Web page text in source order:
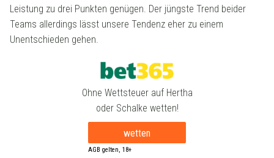
Leistung zu drei Punkten genügen. Der jüngste Trend beider
Teams allerdings lässt unsere Tendenz eher zu einem
Unentschieden gehen.
Ohne Wettsteuer auf Hertha
oder Schalke wetten!
wetten
AGB gelten, 18+